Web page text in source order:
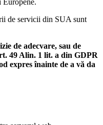
Europene.
de servicii din SUA sunt
de adecvare, sau de
49 Alin. 1 lit. a din GDPR
expres înainte de a vă da